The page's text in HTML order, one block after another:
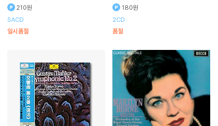
210원
SACD
일시품절
180원
2CD
품절